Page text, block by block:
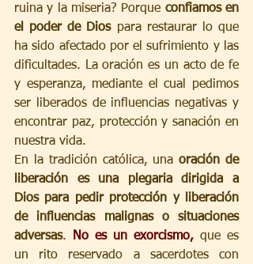
ruina y la miseria? Porque confiamos en
el poder de Dios para restaurar lo que
ha sido afectado por el sufrimiento y las
dificultades. La oración es un acto de fe
y esperanza, mediante el cual pedimos
ser liberados de influencias negativas y
encontrar paz, protección y sanación en
nuestra vida.
En la tradición católica, una oración de
liberación es una plegaria dirigida a
Dios para pedir protección y liberación
de influencias malignas o situaciones
adversas. No es un exorcismo, que es
un rito reservado a sacerdotes con